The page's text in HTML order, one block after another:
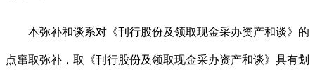
本弥补和谈系对《刊行股份及领取现金采办资产和谈》的
点窜取弥补，取《刊行股份及领取现金采办资产和谈》具有划